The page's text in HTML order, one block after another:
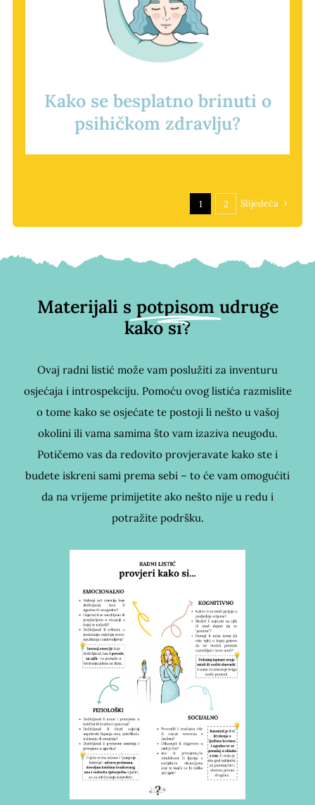
Kako se besplatno brinuti o
psihičkom zdravlju?
1 2 Slijedeća
Materijali s potpisom udruge
kako si?
Ovaj radni listić može vam poslužiti za inventuru
osjećaja i introspekciju. Pomoću ovog listića razmislite
o tome kako se osjećate te postoji li nešto u vašoj
okolini ili vama samima što vam izaziva neugodu.
Potičemo vas da redovito provjeravate kako ste i
budete iskreni sami prema sebi – to će vam omogućiti
da na vrijeme primijetite ako nešto nije u redu i
potražite podršku.